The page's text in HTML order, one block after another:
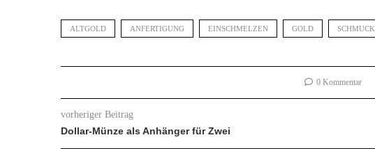
ALTGOLD ANFERTIGUNG EINSCHMELZEN GOLD SCHMUCK
0 Kommentar
vorheriger Beitrag
Dollar-Münze als Anhänger für Zwei